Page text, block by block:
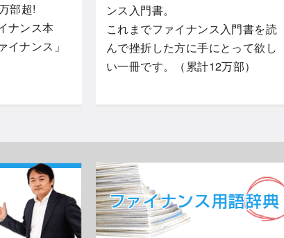
部超!
ナンス本
イナンス」
ンス入門書。
これまでファイナンス入門書を読
んで挫折した方に手にとって欲し
い一冊です。（累計12万部）